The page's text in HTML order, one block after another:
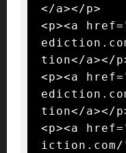
</a></p>
<p><a
tion</a></
<p><a
tion</a></
<p><a